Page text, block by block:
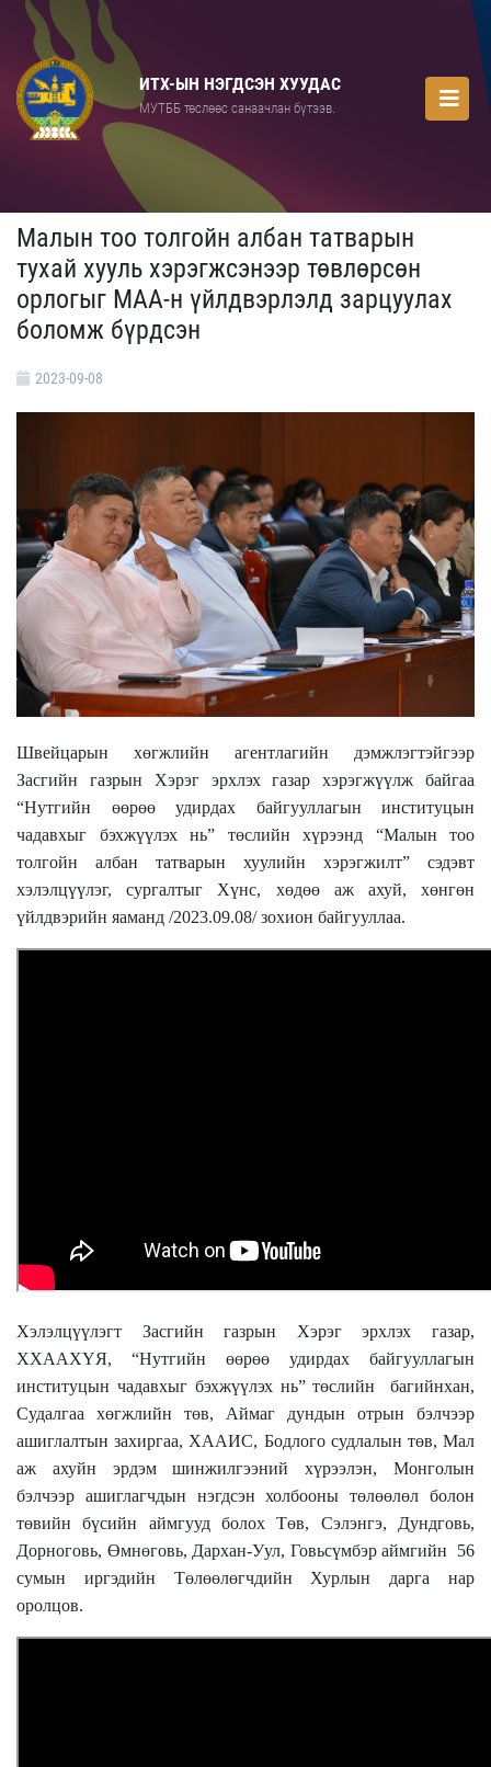
ИТХ-ЫН НЭГДСЭН ХУУДАС
МУТББ төслөөс санаачлан бүтээв.
Малын тоо толгойн албан татварын
тухай хууль хэрэгжсэнээр төвлөрсөн
орлогыг МАА-н үйлдвэрлэлд зарцуулах
боломж бүрдсэн
2023-09-08
Швейцарын хөгжлийн агентлагийн дэмжлэгтэйгээр
Засгийн газрын Хэрэг эрхлэх газар хэрэгжүүлж байгаа
“Нутгийн өөрөө удирдах байгууллагын институцын
чадавхыг бэхжүүлэх нь” төслийн хүрээнд “Малын тоо
толгойн албан татварын хуулийн хэрэгжилт” сэдэвт
хэлэлцүүлэг, сургалтыг Хүнс, хөдөө аж ахуй, хөнгөн
үйлдвэрийн яаманд /2023.09.08/ зохион байгууллаа.
Хэлэлцүүлэгт Засгийн газрын Хэрэг эрхлэх газар,
ХХААХҮЯ, “Нутгийн өөрөө удирдах байгууллагын
институцын чадавхыг бэхжүүлэх нь” төслийн багийнхан,
Судалгаа хөгжлийн төв, Аймаг дундын отрын бэлчээр
ашиглалтын захиргаа, ХААИС, Бодлого судлалын төв, Мал
аж ахуйн эрдэм шинжилгээний хүрээлэн, Монголын
бэлчээр ашиглагчдын нэгдсэн холбооны төлөөлөл болон
төвийн бүсийн аймгууд болох Төв, Сэлэнгэ, Дундговь,
Дорноговь, Өмнөговь, Дархан-Уул, Говьсүмбэр аймгийн 56
сумын иргэдийн Төлөөлөгчдийн Хурлын дарга нар
оролцов.